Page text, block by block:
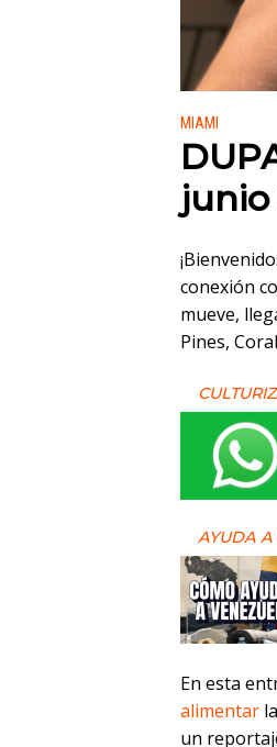
Publicado en:
MIAMI
junio
conexión
mueve,
Pines,
AYUDA
En esta
alimentar
un